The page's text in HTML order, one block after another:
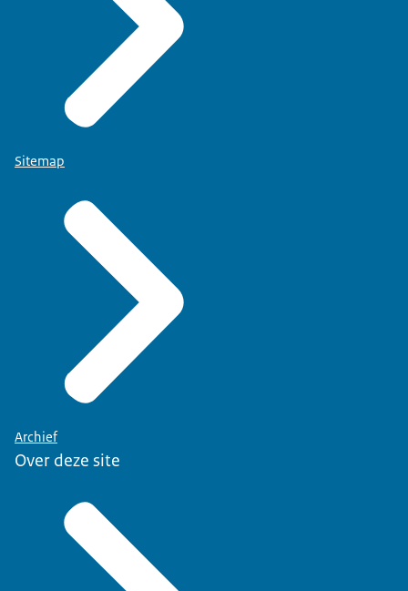
Sitemap
Archief
Over deze site